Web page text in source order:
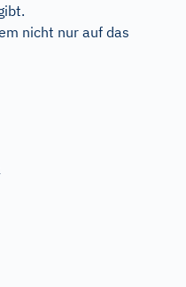
nicht nur auf das